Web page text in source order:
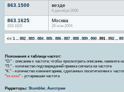
863.1500 везде
6 декабря 2006
863.1625
818.1625
Москва
26 мая 2004
<< 1... 882. 883 . 884. 885. 886. 887 . 888. 889. 890 . 891. 892...
Пояснения к таблице частот:
"О." - описание к частоте; чтобы просмотреть описание, нажмите
"П." - количество подтверждений приема сигнала на частоте
"К." - количество комментариев, сделанных посетителями к
"хх.хххх" - устаревшая частота
Редакторы: Stumbler, Ангстрем